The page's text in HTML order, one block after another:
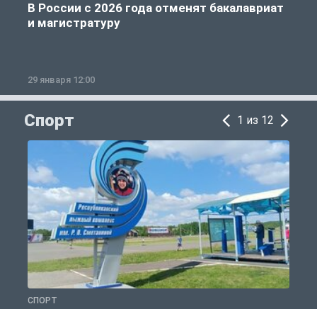
В России с 2026 года отменят бакалавриат
и магистратуру
29 января 12:00
Спорт 1 из 12
СПОРТ